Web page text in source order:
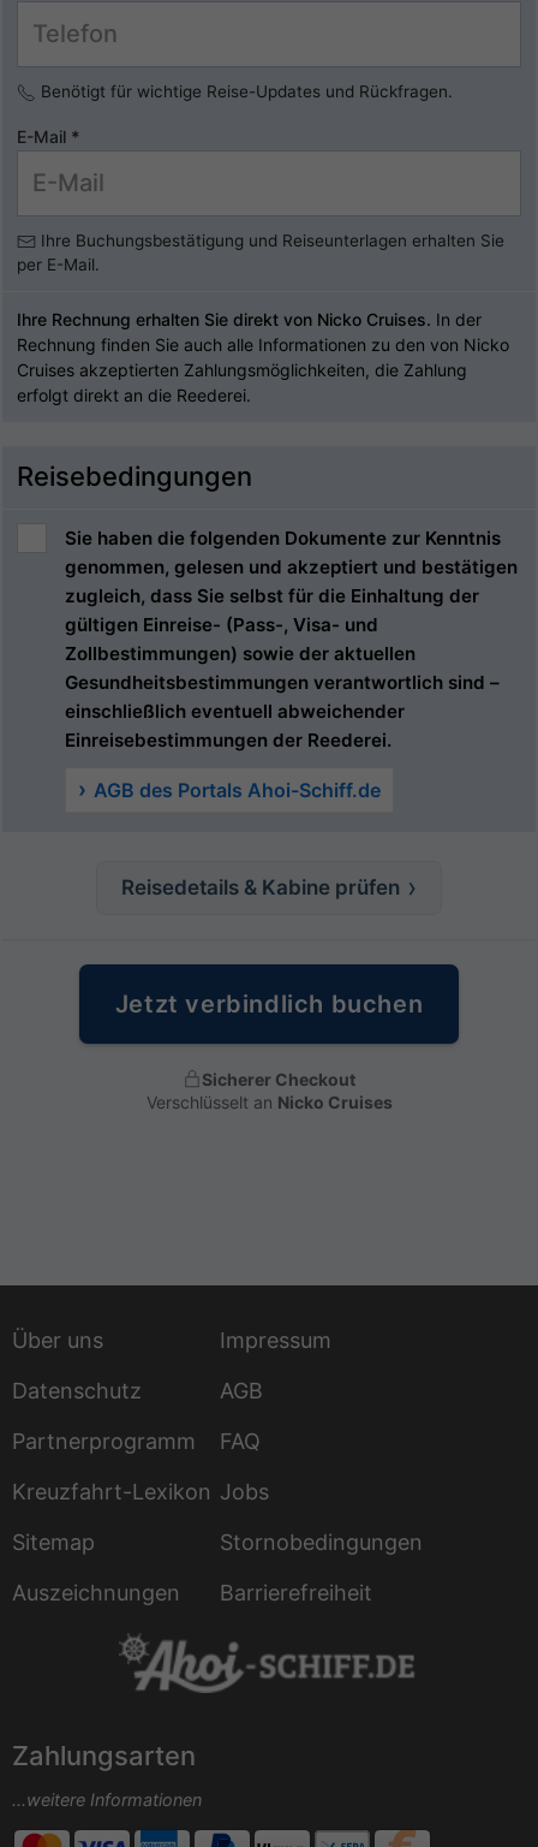
Benötigt für wichtige Reise-Updates und Rückfragen.
E-Mail *
Ihre Buchungsbestätigung und Reiseunterlagen erhalten Sie
per E-Mail.
Ihre Rechnung erhalten Sie direkt von Nicko Cruises. In der
Rechnung finden Sie auch alle Informationen zu den von Nicko
Cruises akzeptierten Zahlungsmöglichkeiten, die Zahlung
erfolgt direkt an die Reederei.
Reisebedingungen
Sie haben die folgenden Dokumente zur Kenntnis
genommen, gelesen und akzeptiert und bestätigen
zugleich, dass Sie selbst für die Einhaltung der
gültigen Einreise- (Pass-, Visa- und
Zollbestimmungen) sowie der aktuellen
Gesundheitsbestimmungen verantwortlich sind –
einschließlich eventuell abweichender
Einreisebestimmungen der Reederei.
AGB des Portals Ahoi-Schiff.de
Reisedetails & Kabine prüfen
Jetzt verbindlich buchen
Sicherer Checkout
Verschlüsselt an Nicko Cruises
Über uns
Impressum
Datenschutz
AGB
Partnerprogramm
FAQ
Kreuzfahrt-Lexikon Jobs
Sitemap
Stornobedingungen
Auszeichnungen
Barrierefreiheit
Zahlungsarten
...weitere Informationen